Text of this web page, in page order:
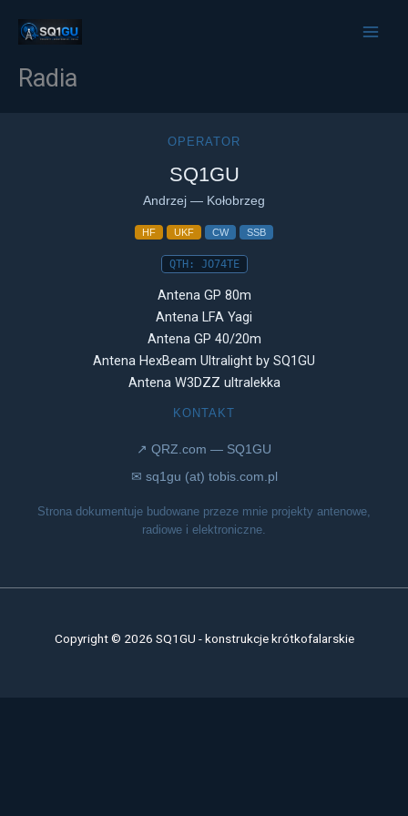
Radia
OPERATOR
SQ1GU
Andrzej — Kołobrzeg
HF UKF CW SSB
QTH: JO74TE
Antena GP 80m
Antena LFA Yagi
Antena GP 40/20m
Antena HexBeam Ultralight by SQ1GU
Antena W3DZZ ultralekka
KONTAKT
↗ QRZ.com — SQ1GU
✉ sq1gu (at) tobis.com.pl
Strona dokumentuje budowane przeze mnie projekty antenowe,
radiowe i elektroniczne.
Copyright © 2026 SQ1GU - konstrukcje krótkofalarskie